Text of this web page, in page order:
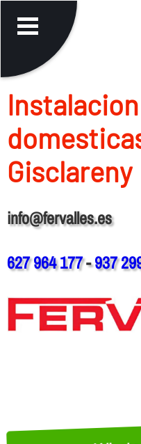
Gisclareny
info@fervalles.es
627 964 177-937